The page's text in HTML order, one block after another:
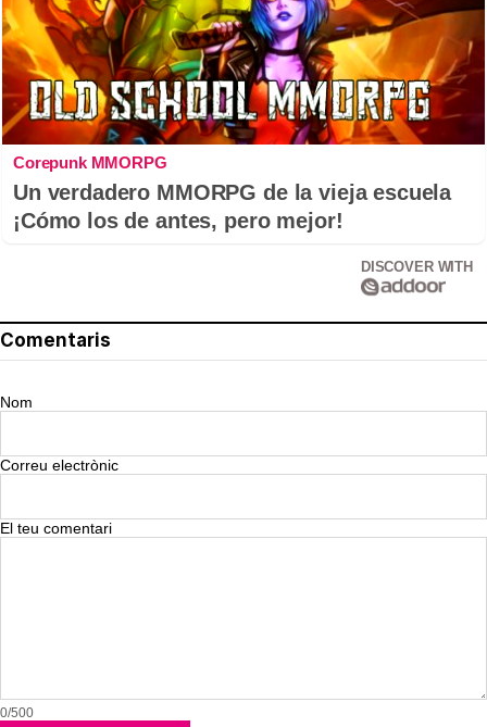
Corepunk MMORPG
Un verdadero MMORPG de la vieja escuela
¡Cómo los de antes, pero mejor!
DISCOVER WITH
Comentaris
Nom
Correu electrònic
El teu comentari
0/500